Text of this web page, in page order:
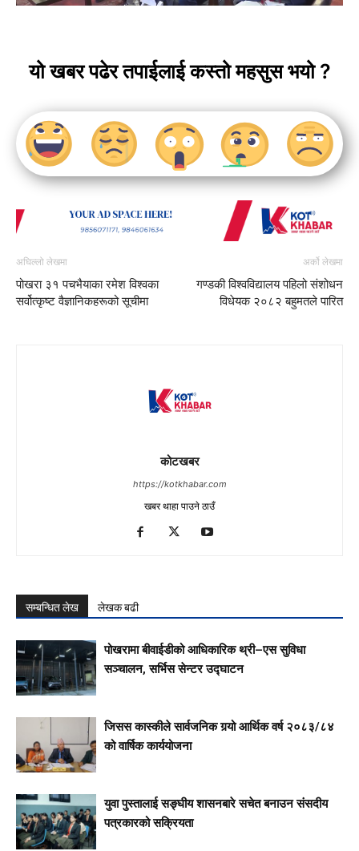
यो खबर पढेर तपाईलाई कस्तो महसुस भयो ?
अघिल्लो लेखमा
पोखरा ३१ पचभैयाका रमेश विश्वका
सर्वोत्कृष्ट वैज्ञानिकहरूको सूचीमा
अर्को लेखमा
गण्डकी विश्वविद्यालय पहिलो संशोधन
विधेयक २०८२ बहुमतले पारित
कोटखबर
https://kotkhabar.com
खबर थाहा पाउने ठाउँ
सम्बन्धित लेख लेखक बढी
पोखरामा बीवाईडीको आधिकारिक थ्री–एस सुविधा
सञ्चालन, सर्भिस सेन्टर उद्घाटन
जिसस कास्कीले सार्वजनिक गर्‍यो आर्थिक वर्ष २०८३/८४
को वार्षिक कार्ययोजना
युवा पुस्तालाई सङ्घीय शासनबारे सचेत बनाउन संसदीय
पत्रकारको सक्रियता